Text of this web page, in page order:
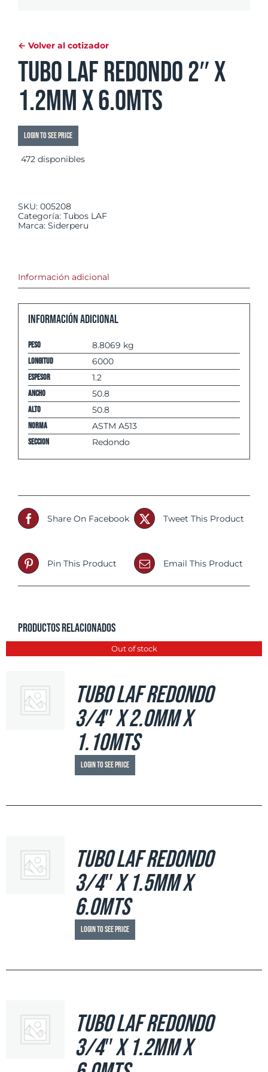
← Volver al cotizador
Tubo LAF Redondo 2″ x
1.2mm x 6.0mts
Login to see price
472 disponibles
SKU: 005208
Categoría: Tubos LAF
Marca: Siderperu
Información adicional
Información adicional
Peso 8.8069 kg
Longitud 6000
espesor 1.2
Ancho 50.8
Alto 50.8
Norma ASTM A513
Seccion Redondo
Share On Facebook Tweet This Product
Pin This Product Email This Product
Productos relacionados
Out of stock
Tubo LAF Redondo
3/4″ x 2.0mm x
1.10mts
Login to see price
Tubo LAF Redondo
3/4″ x 1.5mm x
6.0mts
Login to see price
Tubo LAF Redondo
3/4″ x 1.2mm x